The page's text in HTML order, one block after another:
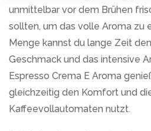
unmittelbar vor dem Brühen
sollten, um das volle Aroma zu
Menge kannst du lange Zeit
Geschmack und das intensive
Espresso Crema E Aroma
gleichzeitig den Komfort und
Kaffeevollautomaten nutzt.